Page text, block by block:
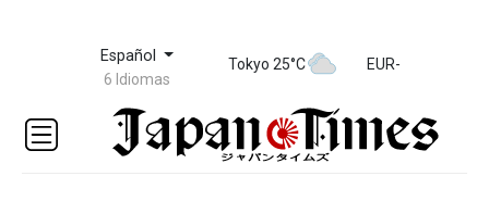
Español
6 Idiomas
Tokyo 25°C EUR-